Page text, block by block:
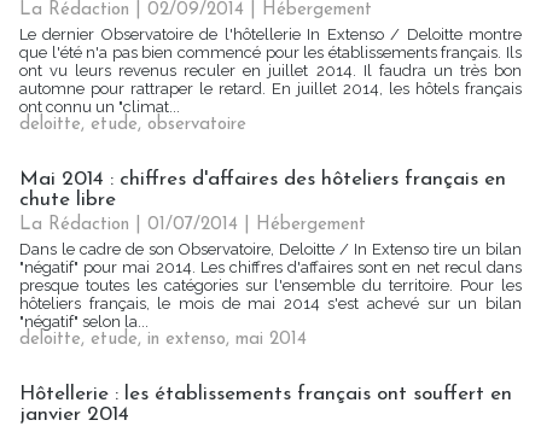
La Rédaction | 02/09/2014
Hébergement
Le dernier Observatoire de l'hôtellerie In Extenso / Deloitte montre
que l'été n'a pas bien commencé pour les établissements français. Ils
ont vu leurs revenus reculer en juillet 2014. Il faudra un très bon
automne pour rattraper le retard. En juillet 2014, les hôtels français
ont connu un "climat...
deloitte, etude, observatoire
Mai 2014 : chiffres d'affaires des hôteliers français en
chute libre
La Rédaction | 01/07/2014
Hébergement
Dans le cadre de son Observatoire, Deloitte / In Extenso tire un bilan
"négatif" pour mai 2014. Les chiffres d'affaires sont en net recul dans
presque toutes les catégories sur l'ensemble du territoire. Pour les
hôteliers français, le mois de mai 2014 s'est achevé sur un bilan
"négatif" selon la...
deloitte, etude, in extenso, mai 2014
Hôtellerie : les établissements français ont souffert en
janvier 2014